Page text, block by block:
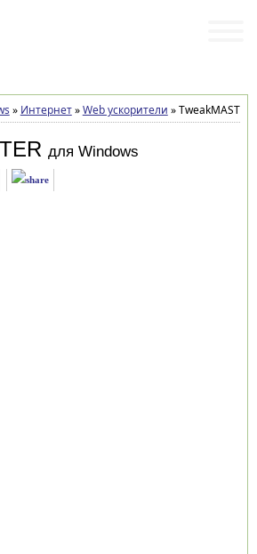
» Интернет»Web ускорители »TweakMASTER
для Windows